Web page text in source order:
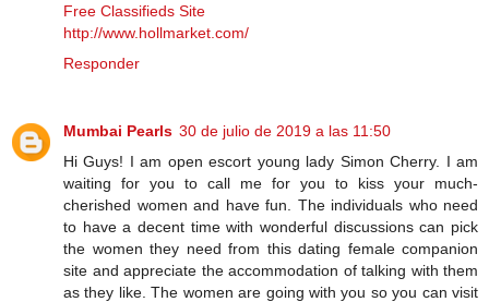
Free Classifieds Site
http://www.hollmarket.com/
Responder
Mumbai Pearls 30 de julio de 2019 a las 11:50
Hi Guys! I am open escort young lady Simon Cherry. I am
waiting for you to call me for you to kiss your much-
cherished women and have fun. The individuals who need
to have a decent time with wonderful discussions can pick
the women they need from this dating female companion
site and appreciate the accommodation of talking with them
as they like. The women are going with you so you can visit